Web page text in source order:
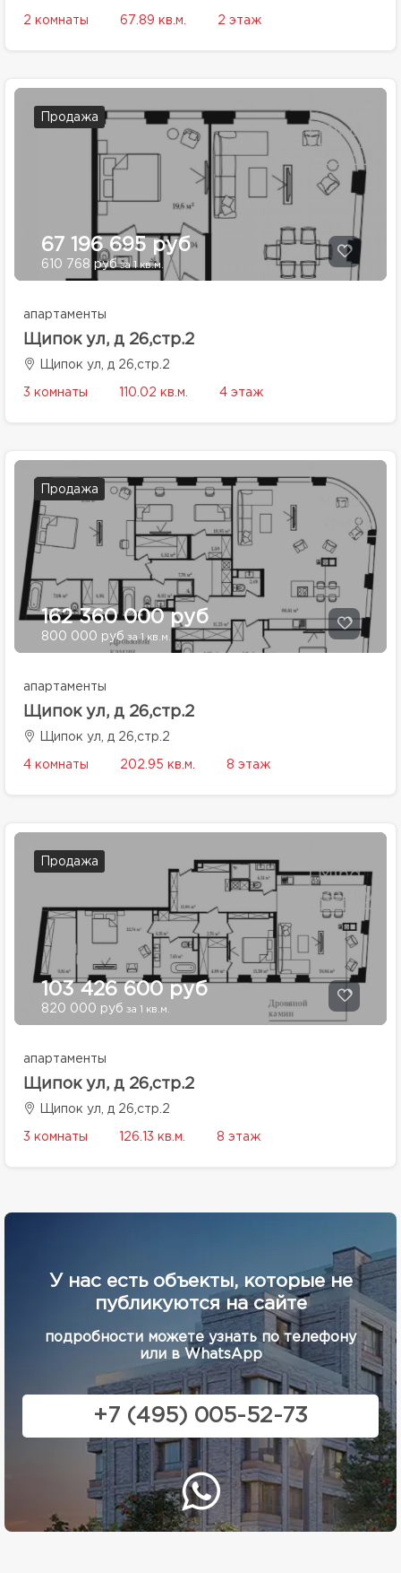
2 комнаты 67.89 кв.м. 2 этаж
Продажа
67 196 695 руб
610 768 рубза 1 кв.м.
апартаменты
Щипок ул, д 26,стр.2
Щипок ул, д 26,стр.2
3 комнаты 110.02 кв.м. 4 этаж
Продажа
162 360 000 руб
800 000 рубза 1 кв.м.
апартаменты
Щипок ул, д 26,стр.2
Щипок ул, д 26,стр.2
4 комнаты 202.95 кв.м. 8 этаж
Продажа
103 426 600 руб
820 000 руб за 1 кв.м.
апартаменты
Щипок ул, д 26,стр.2
Щипок ул, д 26,стр.2
3 комнаты 126.13 кв.м. 8 этаж
У нас есть объекты, которые не
публикуются на сайте
подробности можете узнать по телефону
или в WhatsApp
+7 (495) 005-52-73